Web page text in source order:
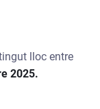
lloc entre
2025.